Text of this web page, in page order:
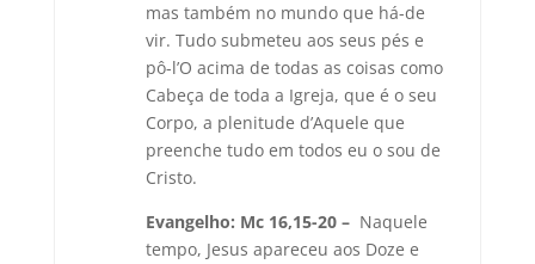
mas também no mundo que há-de
vir. Tudo submeteu aos seus pés e
pô-l’O acima de todas as coisas como
Cabeça de toda a Igreja, que é o seu
Corpo, a plenitude d’Aquele que
preenche tudo em todos eu o sou de
Cristo.
Evangelho: Mc 16,15-20 – Naquele
tempo, Jesus apareceu aos Doze e